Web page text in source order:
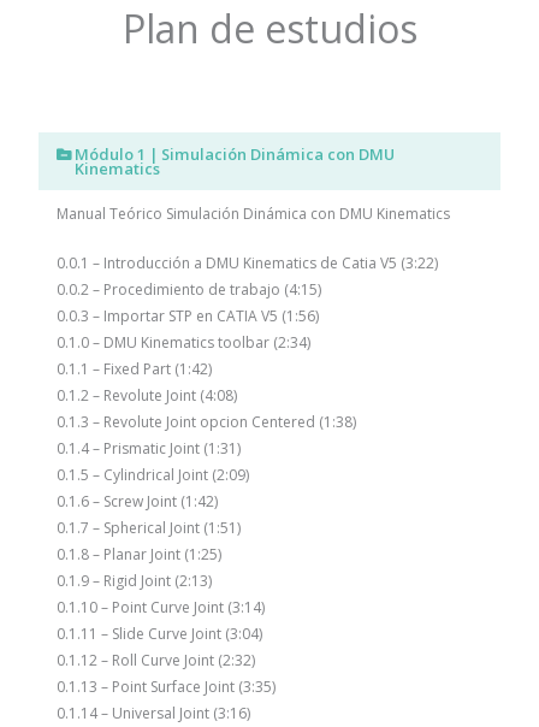
Plan de estudios
Módulo 1 | Simulación Dinámica con DMU
Kinematics
Manual Teórico Simulación Dinámica con DMU Kinematics
0.0.1 – Introducción a DMU Kinematics de Catia V5 (3:22)
0.0.2 – Procedimiento de trabajo (4:15)
0.0.3 – Importar STP en CATIA V5 (1:56)
0.1.0 – DMU Kinematics toolbar (2:34)
0.1.1 – Fixed Part (1:42)
0.1.2 – Revolute Joint (4:08)
0.1.3 – Revolute Joint opcion Centered (1:38)
0.1.4 – Prismatic Joint (1:31)
0.1.5 – Cylindrical Joint (2:09)
0.1.6 – Screw Joint (1:42)
0.1.7 – Spherical Joint (1:51)
0.1.8 – Planar Joint (1:25)
0.1.9 – Rigid Joint (2:13)
0.1.10 – Point Curve Joint (3:14)
0.1.11 – Slide Curve Joint (3:04)
0.1.12 – Roll Curve Joint (2:32)
0.1.13 – Point Surface Joint (3:35)
0.1.14 – Universal Joint (3:16)